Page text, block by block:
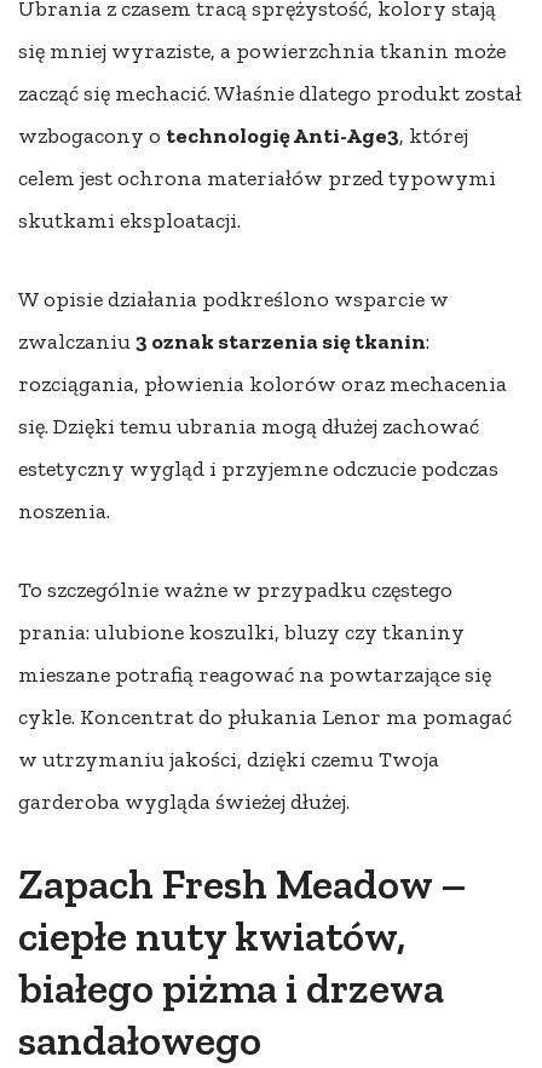
Ubrania z czasem tracą sprężystość, kolory stają
się mniej wyraziste, a powierzchnia tkanin może
zacząć się mechacić. Właśnie dlatego produkt został
wzbogacony o technologię Anti-Age3, której
celem jest ochrona materiałów przed typowymi
skutkami eksploatacji.
W opisie działania podkreślono wsparcie w
zwalczaniu3 oznak starzenia się tkanin:
rozciągania, płowienia kolorów oraz mechacenia
się. Dzięki temu ubrania mogą dłużej zachować
estetyczny wygląd i przyjemne odczucie podczas
noszenia.
To szczególnie ważne w przypadku częstego
prania: ulubione koszulki, bluzy czy tkaniny
mieszane potrafią reagować na powtarzające się
cykle. Koncentrat do płukania Lenor ma pomagać
w utrzymaniu jakości, dzięki czemu Twoja
garderoba wygląda świeżej dłużej.
Zapach Fresh Meadow –
ciepłe nuty kwiatów,
białego piżma i drzewa
sandałowego